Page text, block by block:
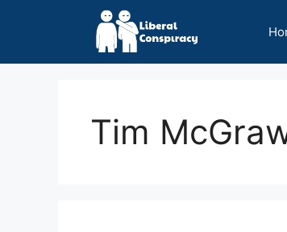
Tim